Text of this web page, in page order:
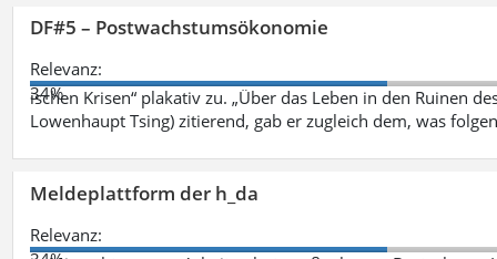
DF#5 – Postwachstumsökonomie
Relevanz:
34%
ischen Krisen“ plakativ zu. „Über das Leben in den Ruinen
Lowenhaupt Tsing) zitierend, gab er zugleich dem, was
Meldeplattform der h_da
Relevanz: